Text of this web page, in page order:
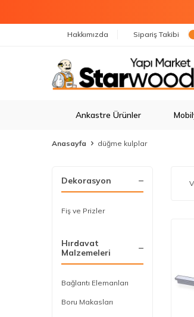
Hakkımızda Sipariş Takibi
Ankastre Ürünler
Anasayfa düğme kulplar
Dekorasyon
Fiş ve Prizler
Hırdavat
Malzemeleri
Bağlantı Elemanları
Boru Makasları